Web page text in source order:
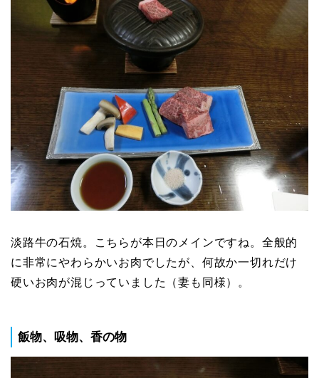
淡路牛の石焼。こちらが本日のメインですね。全般的
に非常にやわらかいお肉でしたが、何故か一切れだけ
硬いお肉が混じっていました（妻も同様）。
飯物、吸物、香の物